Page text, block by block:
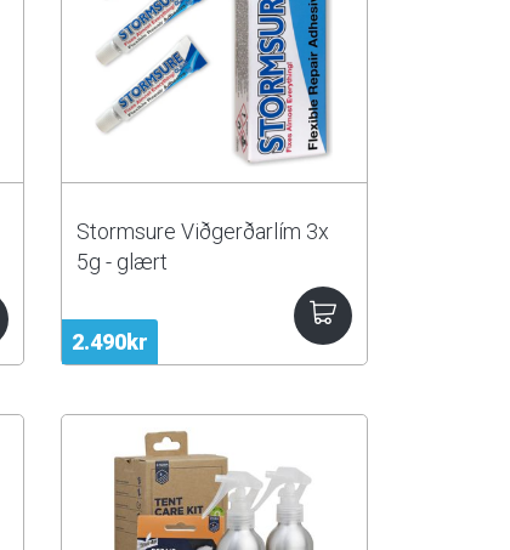
2.490kr
Stormsure Viðgerðarlím 3x
5g - glært